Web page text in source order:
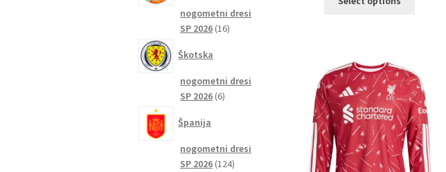
Možnosti
lahko
izberete
na
strani
izdelka
nogometni dresi
SP 2026 1616
Škotska
nogometni dresi
SP 2026 66
Španija
nogometni dresi
SP 2026 124124